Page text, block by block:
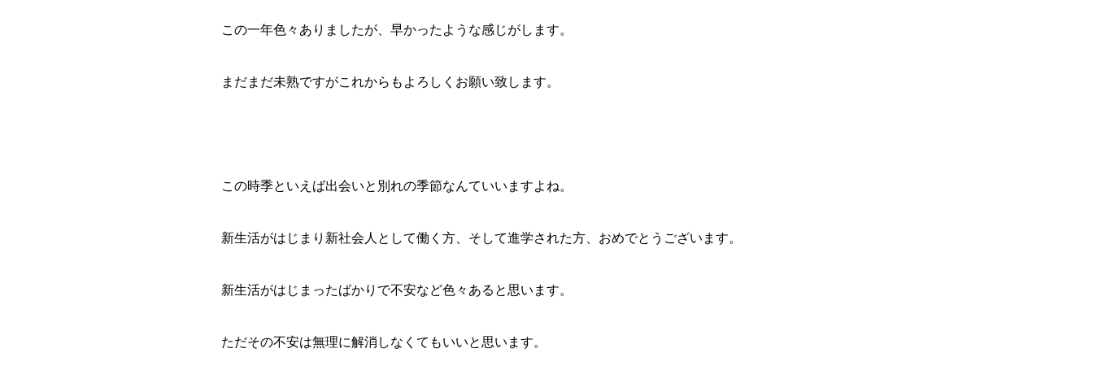
この一年色々ありましたが、早かったような感じがします。
まだまだ未熟ですがこれからもよろしくお願い致します。
この時季といえば出会いと別れの季節なんていいますよね。
新生活がはじまり新社会人として働く方、そして進学された方、おめでとうございます。
新生活がはじまったばかりで不安など色々あると思います。
ただその不安は無理に解消しなくてもいいと思います。